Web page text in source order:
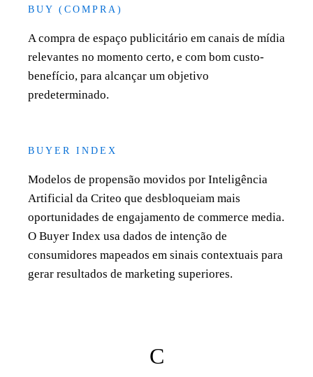
BUY (COMPRA)
A compra de espaço publicitário em canais de mídia
relevantes no momento certo, e com bom custo-
benefício, para alcançar um objetivo
predeterminado.
BUYER INDEX
Modelos de propensão movidos por Inteligência
Artificial da Criteo que desbloqueiam mais
oportunidades de engajamento de commerce media.
O Buyer Index usa dados de intenção de
consumidores mapeados em sinais contextuais para
gerar resultados de marketing superiores.
C